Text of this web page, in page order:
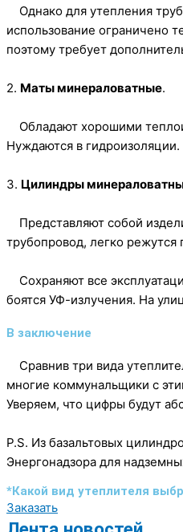
Однако для утепления
использование ограничено
поэтому требует
2. Маты минераловатные.
Обладают хорошими
Нуждаются в
3. Цилиндры
Представляют собой
трубопровод, легко
Сохраняют все
боятся УФ-излучения. На
В заключение
Сравнив три вида
многие коммунальщики с
Уверяем, что цифры будут
P.S. Из базальтовых
Энергонадзора для
*Какой вид утеплителя
Заказать